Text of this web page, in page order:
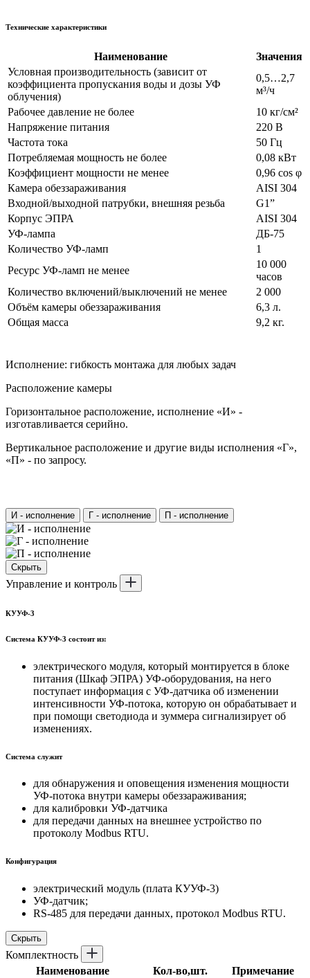
Технические характеристики
Наименование
Значения
Условная производительность (зависит от
коэффициента пропускания воды и дозы УФ
облучения)
0,5…2,7
м³/ч
Рабочее давление не более
10 кг/см²
Напряжение питания
220 В
Частота тока
50 Гц
Потребляемая мощность не более
0,08 кВт
Коэффициент мощности не менее
0,96 cos φ
Камера обеззараживания
AISI 304
Входной/выходной патрубки, внешняя резьба
G1”
Корпус ЭПРА
AISI 304
УФ-лампа
ДБ-75
Количество УФ-ламп
1
Ресурс УФ-ламп не менее
10 000
часов
Количество включений/выключений не менее
2 000
Объём камеры обеззараживания
6,3 л.
Общая масса
9,2 кг.
Исполнение: гибкость монтажа для любых задач
Расположение камеры
Горизонтальное расположение, исполнение «И» -
изготавливается серийно.
Вертикальное расположение и другие виды исполнения «Г»,
«П» - по запросу.
И - исполнение Г - исполнение П - исполнение
Скрыть
Управление и контроль
КУУФ-3
Система КУУФ-3 состоит из:
электрического модуля, который монтируется в блоке
питания (Шкаф ЭПРА) УФ-оборудования, на него
поступает информация с УФ-датчика об изменении
интенсивности УФ-потока, которую он обрабатывает и
при помощи светодиода и зуммера сигнализирует об
изменениях.
Система служит
для обнаружения и оповещения изменения мощности
УФ-потока внутри камеры обеззараживания;
для калибровки УФ-датчика
для передачи данных на внешнее устройство по
протоколу Modbus RTU.
Конфигурация
электрический модуль (плата КУУФ-3)
УФ-датчик;
RS-485 для передачи данных, протокол Modbus RTU.
Скрыть
Комплектность
Наименование
Кол-во,шт.
Примечание